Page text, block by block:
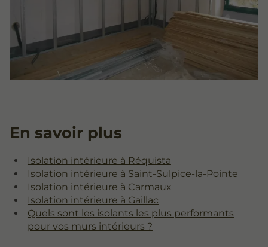
En savoir plus
Isolation intérieure à Réquista
Isolation intérieure à Saint-Sulpice-la-Pointe
Isolation intérieure à Carmaux
Isolation intérieure à Gaillac
Quels sont les isolants les plus performants
pour vos murs intérieurs ?